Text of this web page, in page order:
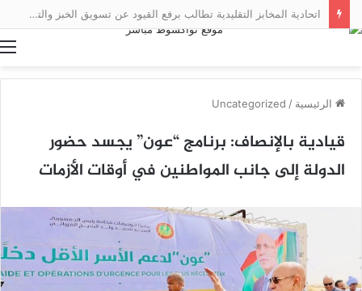
اتحادية المخابز التقليدية تطالب برفع القيود عن تسويق الخبز والتنقل به
الرئيسية /
Uncategorized
قيادية بالإنصاف: برنامج “عون” يجسد حضور
الدولة إلى جانب المواطنين في أوقات الأزمات